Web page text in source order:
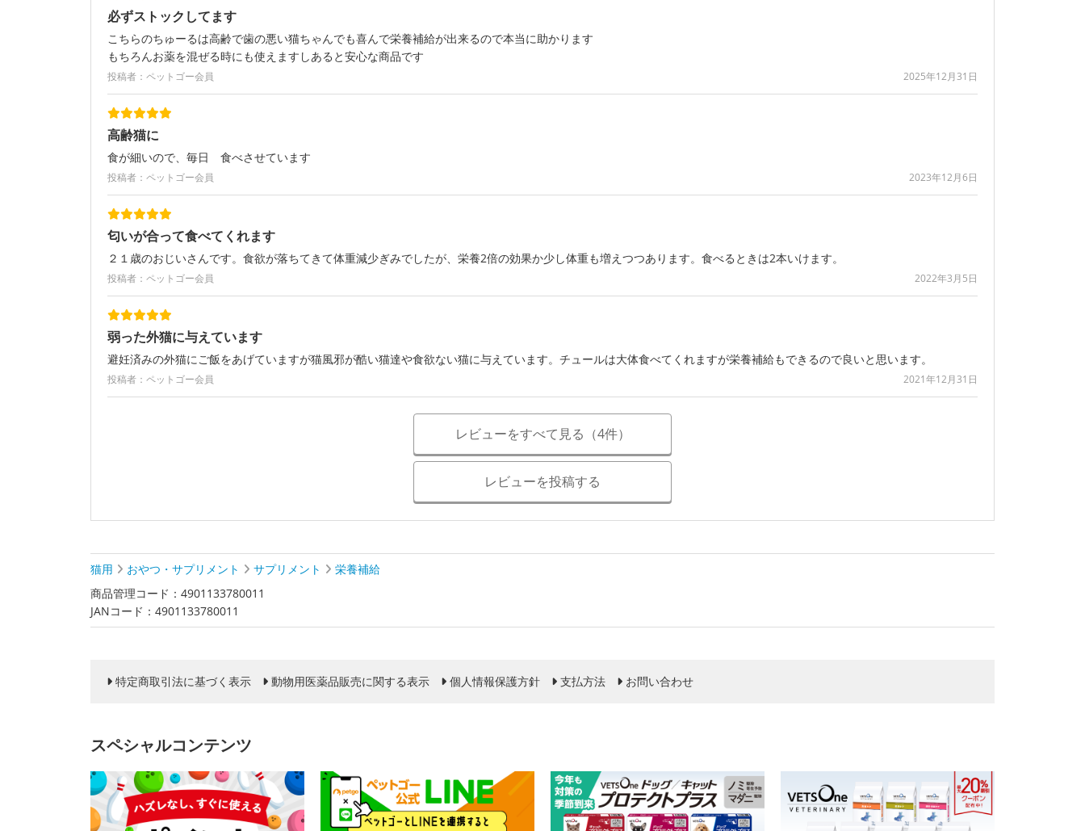
必ずストックしてます
こちらのちゅーるは高齢で歯の悪い猫ちゃんでも喜んで栄養補給が出来るので本当に助かります
もちろんお薬を混ぜる時にも使えますしあると安心な商品です
投稿者：ペットゴー会員 2025年12月31日
高齢猫に
食が細いので、毎日 食べさせています
投稿者：ペットゴー会員 2023年12月6日
匂いが合って食べてくれます
２１歳のおじいさんです。食欲が落ちてきて体重減少ぎみでしたが、栄養2倍の効果か少し体重も増えつつあります。食べるときは2本いけます。
投稿者：ペットゴー会員 2022年3月5日
弱った外猫に与えています
避妊済みの外猫にご飯をあげていますが猫風邪が酷い猫達や食欲ない猫に与えています。チュールは大体食べてくれますが栄養補給もできるので良いと思います。
投稿者：ペットゴー会員 2021年12月31日
レビューをすべて見る（4件）
レビューを投稿する
猫用 おやつ・サプリメント サプリメント
栄養補給
商品管理コード：4901133780011
JANコード：4901133780011
特定商取引法に基づく表示 動物用医薬品販売に関する表示 個人情報保護方針 支払方法 お問い合わせ
スペシャルコンテンツ